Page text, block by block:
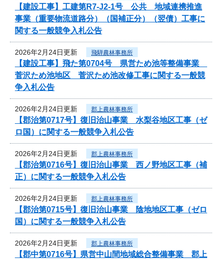
【建設工事】工建第R7-J2-1号 公共 地域連携推進
事業（重要物流道路分）（国補正分）（翌債）工事に
関する一般競争入札公告
2026年2月24日更新 飛騨農林事務所
【建設工事】飛た第0704号 県営ため池等整備事業
菅沢ため池地区 菅沢ため池改修工事に関する一般競
争入札公告
2026年2月24日更新 郡上農林事務所
【郡治第0717号】復旧治山事業 水梨谷地区工事（ゼ
ロ国）に関する一般競争入札公告
2026年2月24日更新 郡上農林事務所
【郡治第0716号】復旧治山事業 西ノ野地区工事（補
正）に関する一般競争入札公告
2026年2月24日更新 郡上農林事務所
【郡治第0715号】復旧治山事業 陰地地区工事（ゼロ
国）に関する一般競争入札公告
2026年2月24日更新 郡上農林事務所
【郡中第0716号】県営中山間地域総合整備事業 郡上